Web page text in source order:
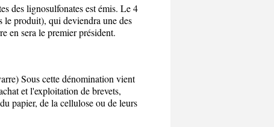
des lignosulfonates est émis. Le 4
le produit), qui deviendra une des
en sera le premier président.
Sous cette dénomination vient
et l'exploitation de brevets,
papier, de la cellulose ou de leurs